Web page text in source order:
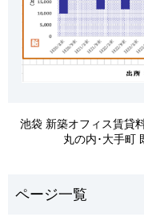
池袋 新築オフィス賃貸
丸の内･大手町